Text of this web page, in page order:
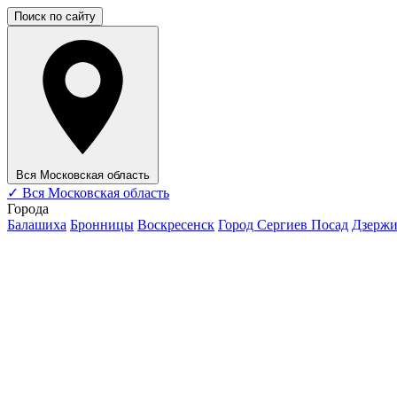
Поиск по сайту
Вся Московская область
✓ Вся Московская область
Города
Балашиха Бронницы Воскресенск Город Сергиев Посад